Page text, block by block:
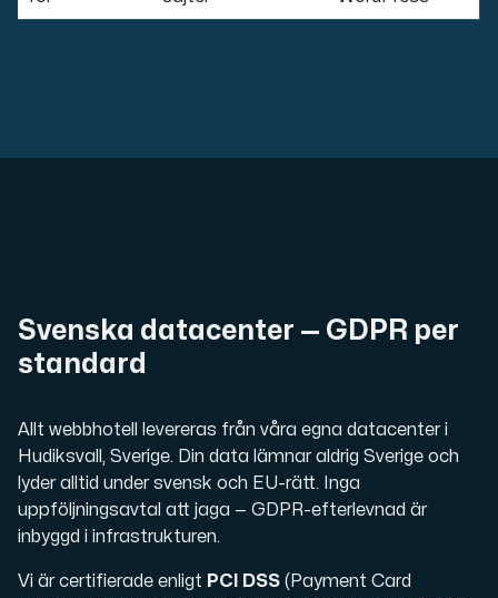
Svenska datacenter — GDPR per
standard
Allt webbhotell levereras från våra egna datacenter i
Hudiksvall, Sverige. Din data lämnar aldrig Sverige och
lyder alltid under svensk och EU-rätt. Inga
uppföljningsavtal att jaga — GDPR-efterlevnad är
inbyggd i infrastrukturen.
Vi är certifierade enligt PCI DSS (Payment Card